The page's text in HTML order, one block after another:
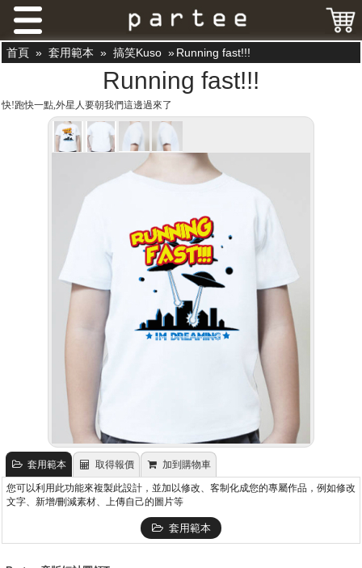
首頁 » 套用範本 » 搞笑Kuso »Running fast!!!
Running fast!!!
快!跑快一點,外星人要朝我們這邊過來了
套用範本 取得報價 加到購物車
您可以利用此功能來複製此設計，並加以修改、客制化成您的專屬作品，例如修改
文字、新增/刪減素材、上傳自己的圖片等
套用範本